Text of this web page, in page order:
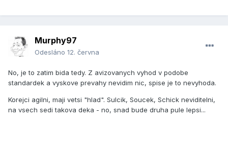
Murphy97
Odesláno 12. června
No, je to zatim bida tedy. Z avizovanych vyhod v podobe
standardek a vyskove prevahy nevidim nic, spise je to nevyhoda.
Korejci agilni, maji vetsi "hlad". Sulcik, Soucek, Schick neviditelni,
na vsech sedi takova deka - no, snad bude druha pule lepsi...